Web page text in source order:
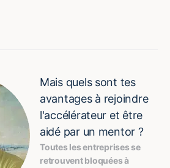
Mais quels sont tes
avantages à rejoindre
l'accélérateur et être
aidé par un mentor ?
Toutes les entreprises se
retrouvent bloquées à